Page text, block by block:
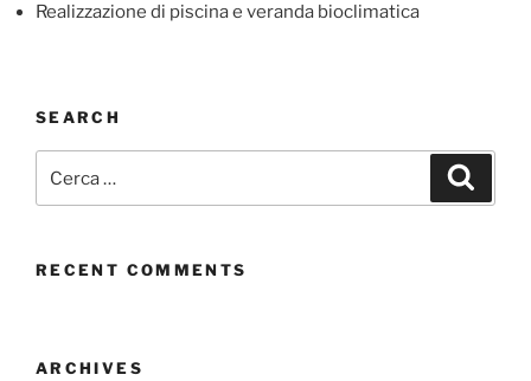
Realizzazione di piscina e veranda bioclimatica
SEARCH
RECENT COMMENTS
ARCHIVES